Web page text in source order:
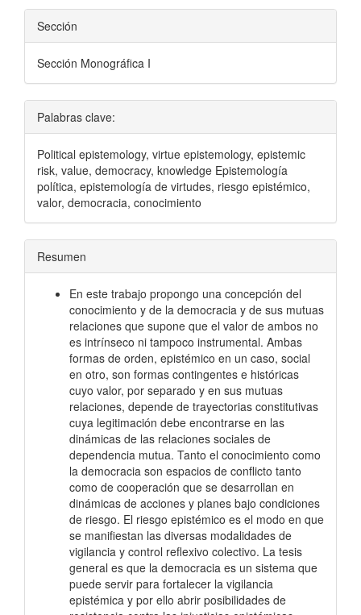
Sección
Sección Monográfica I
Palabras clave:
Political epistemology, virtue epistemology, epistemic
risk, value, democracy, knowledge Epistemología
política, epistemología de virtudes, riesgo epistémico,
valor, democracia, conocimiento
Resumen
En este trabajo propongo una concepción del
conocimiento y de la democracia y de sus mutuas
relaciones que supone que el valor de ambos no
es intrínseco ni tampoco instrumental. Ambas
formas de orden, epistémico en un caso, social
en otro, son formas contingentes e históricas
cuyo valor, por separado y en sus mutuas
relaciones, depende de trayectorias constitutivas
cuya legitimación debe encontrarse en las
dinámicas de las relaciones sociales de
dependencia mutua. Tanto el conocimiento como
la democracia son espacios de conflicto tanto
como de cooperación que se desarrollan en
dinámicas de acciones y planes bajo condiciones
de riesgo. El riesgo epistémico es el modo en que
se manifiestan las diversas modalidades de
vigilancia y control reflexivo colectivo. La tesis
general es que la democracia es un sistema que
puede servir para fortalecer la vigilancia
epistémica y por ello abrir posibilidades de